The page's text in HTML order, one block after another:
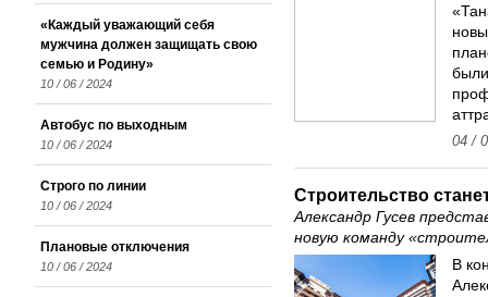
04 /
Строительство
Александр Гусев
новую команду
В
«Каждый уважающий себя
мужчина должен защищать свою
семью и Родину»
10 / 06 / 2024
Автобус по выходным
10 / 06 / 2024
Строго по линии
10 / 06 / 2024
Плановые отключения
10 / 06 / 2024